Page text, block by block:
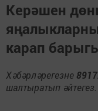
Керәшен
карап
Хәбәрләрегезне
шалтыратып әйтегез.